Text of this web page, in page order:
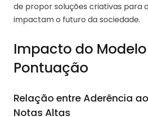
de propor soluções criativas para
impactam o futuro da sociedade.
Impacto do
Pontuação
Relação entre Aderência
Notas Altas